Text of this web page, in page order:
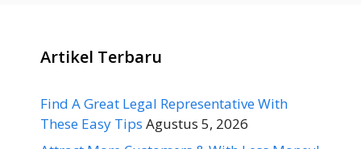
Artikel Terbaru
Find A Great Legal Representative With
These Easy Tips Agustus 5, 2026